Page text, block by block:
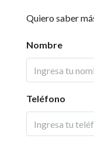
Quiero saber
Nombre
Teléfono